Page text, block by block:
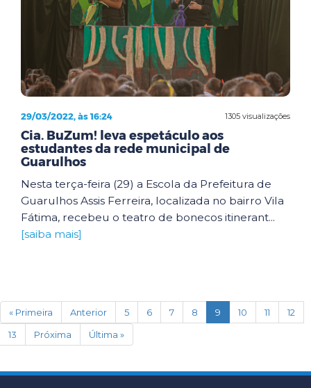
1305 visualizações
29/03/2022, às 16:24
Cia. BuZum! leva espetáculo aos
estudantes da rede municipal de
Guarulhos
Nesta terça-feira (29) a Escola da Prefeitura de
Guarulhos Assis Ferreira, localizada no bairro Vila
Fátima, recebeu o teatro de bonecos itinerant...
[saiba mais]
« Primeira Anterior 5 6 7 8 9 (current)
10 11
12
13
Próxima Última »